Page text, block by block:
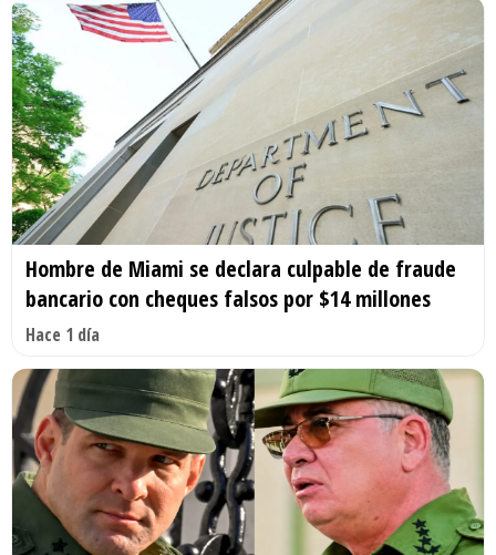
Hombre de Miami se declara culpable de fraude
bancario con cheques falsos por $14 millones
Hace 1 día